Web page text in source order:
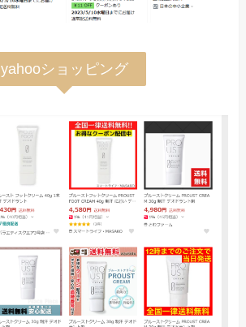
yahooショッピング